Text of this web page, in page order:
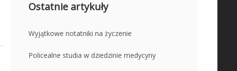
Ostatnie artykuły
Wyjątkowe notatniki na życzenie
Policealne studia w dziedzinie medycyny